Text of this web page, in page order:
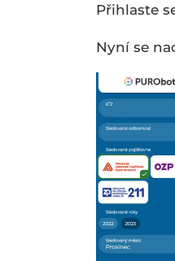
Přihlaste
Nyní se